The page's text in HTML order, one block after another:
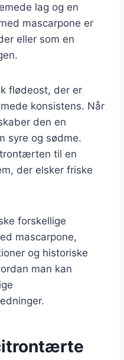
lag og en
mascarpone er
eller som en
flødeost, der er
konsistens. Når
den en
syre og sødme.
til en
der elsker friske
forskellige
mascarpone,
og historiske
man kan